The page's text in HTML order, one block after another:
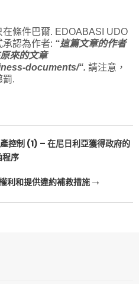
條件巴爾. EDOABASI UDO
認為作者: “這篇文章的作者
來的文章
documents/“. 請注意，
罰.
控制 (1) – 在尼日利亞獲得政府的
程序
利和提供違約補救措施→